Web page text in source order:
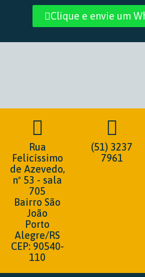
Clique e envie um
Rua
Felicíssimo
de Azevedo,
nº 53 - sala
705
Bairro São
João
Porto
Alegre/RS
CEP: 90540-
110
(51) 3237
7961